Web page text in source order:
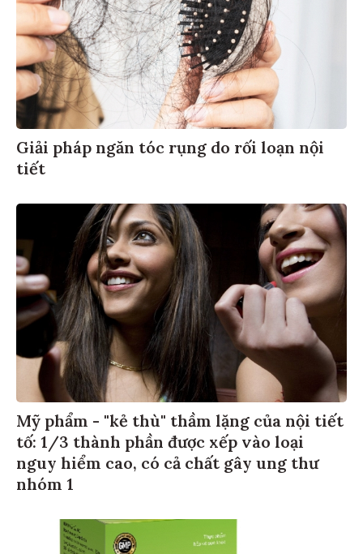
Giải pháp ngăn tóc rụng do rối loạn nội
tiết
Mỹ phẩm - "kẻ thù" thầm lặng của nội tiết
tố: 1/3 thành phần được xếp vào loại
nguy hiểm cao, có cả chất gây ung thư
nhóm 1